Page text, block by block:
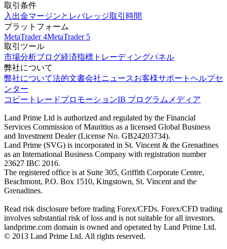
取引条件
入出金マージンとレバレッジ取引時間
プラットフォーム
MetaTrader 4MetaTrader 5
取引ツール
市場分析ブログ経済指標 トレーディングパネル
弊社について
弊社について法的文書会社ニュースお客様サポート ヘルプセ
ンター
コピートレードプロモーションIB プログラム メディア
Land Prime Ltd is authorized and regulated by the Financial
Services Commission of Mauritius as a licensed Global Business
and Investment Dealer (License No. GB24203734).
Land Prime (SVG) is incorporated in St. Vincent & the Grenadines
as an International Business Company with registration number
23627 IBC 2016.
The registered office is at Suite 305, Griffith Corporate Centre,
Beachmont, P.O. Box 1510, Kingstown, St. Vincent and the
Grenadines.
Read risk disclosure before trading Forex/CFDs. Forex/CFD trading
involves substantial risk of loss and is not suitable for all investors.
landprime.com domain is owned and operated by Land Prime Ltd.
© 2013 Land Prime Ltd. All rights reserved.